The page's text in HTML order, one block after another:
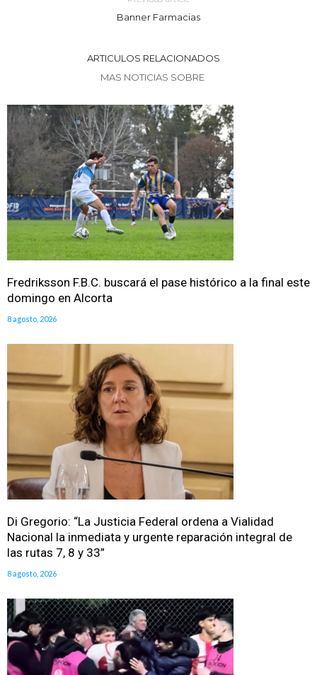
Banner Farmacias
ARTICULOS RELACIONADOS
MAS NOTICIAS SOBRE
Fredriksson F.B.C. buscará el pase histórico a la final este
domingo en Alcorta
8 agosto, 2026
Di Gregorio: “La Justicia Federal ordena a Vialidad
Nacional la inmediata y urgente reparación integral de
las rutas 7, 8 y 33”
8 agosto, 2026